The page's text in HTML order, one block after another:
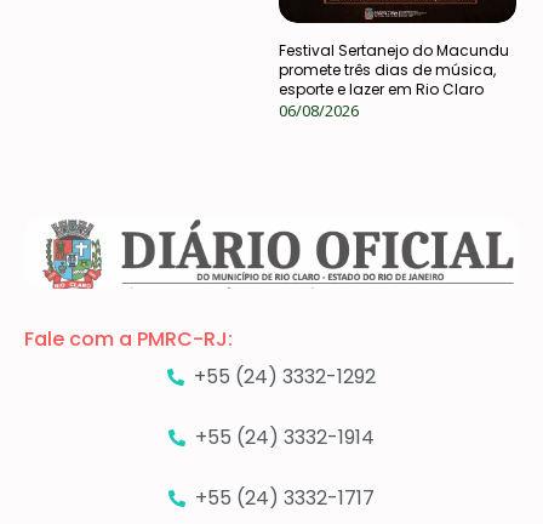
Festival Sertanejo do Macundu
promete três dias de música,
esporte e lazer em Rio Claro
06/08/2026
Fale com a PMRC-RJ:
+55 (24) 3332-1292
+55 (24) 3332-1914
+55 (24) 3332-1717